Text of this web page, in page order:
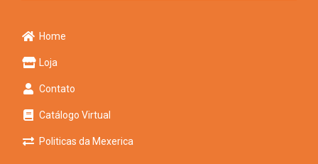
Home
Loja
Contato
Catálogo Virtual
Politicas da Mexerica